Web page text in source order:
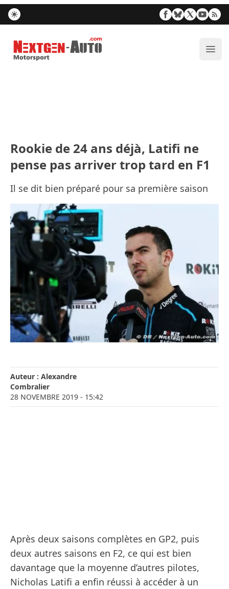
Nextgen-Auto.com
Rookie de 24 ans déjà, Latifi ne
pense pas arriver trop tard en F1
Il se dit bien préparé pour sa première saison
Auteur : Alexandre
Combralier
28 NOVEMBRE 2019 - 15:42
Après deux saisons complètes en GP2, puis
deux autres saisons en F2, ce qui est bien
davantage que la moyenne d’autres pilotes,
Nicholas Latifi a enfin réussi à accéder à un